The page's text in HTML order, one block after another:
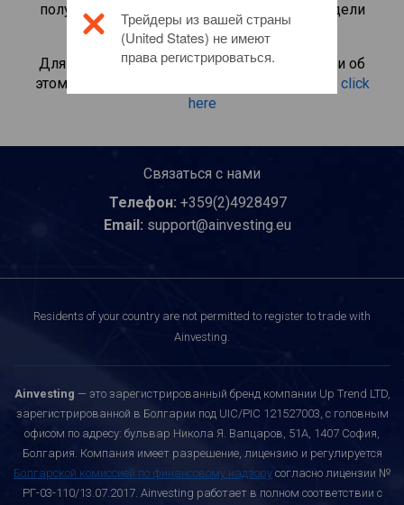
получайте дивиденды, как если бы вы владели
самой акцией.
Для получения дополнительной информации об
этом инвестиционном продукте, пожалуйста click
here
Связаться с нами
Телефон: +359(2)4928497
Email: support@ainvesting.eu
Residents of your country are not permitted to register to trade with
Ainvesting.
Ainvesting — это зарегистрированный бренд компании Up Trend LTD,
зарегистрированной в Болгарии под UIC/PIC 121527003, с головным
офисом по адресу: бульвар Никола Я. Вапцаров, 51A, 1407 София,
Болгария. Компания имеет разрешение, лицензию и регулируется
Болгарской комиссией по финансовому надзору согласно лицензии №
РГ-03-110/13.07.2017. Ainvesting работает в полном соответствии с
Трейдеры из вашей страны
(United States) не имеют
права регистрироваться.